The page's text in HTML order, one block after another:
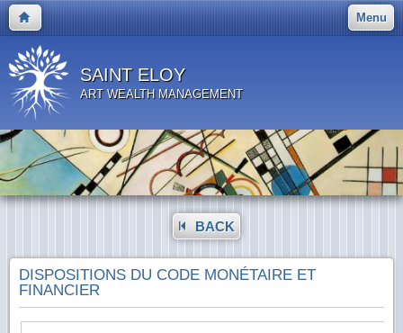
Menu
SAINT ELOY
ART WEALTH MANAGEMENT
BACK
DISPOSITIONS DU CODE MONÉTAIRE ET
FINANCIER